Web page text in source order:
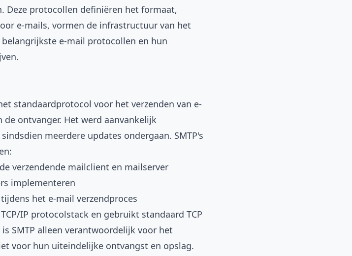
protocollen definiëren het formaat,
e-mails, vormen de infrastructuur van het
e-mail protocollen en hun
standaardprotocol voor het verzenden van e-
de ontvanger. Het werd aanvankelijk
meerdere updates ondergaan. SMTP's
verzendende mailclient en mailserver
implementeren
het e-mail verzendproces
IP protocolstack en gebruikt standaard TCP
SMTP alleen verantwoordelijk voor het
voor hun uiteindelijke ontvangst en opslag.